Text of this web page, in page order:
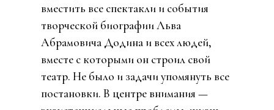
вместить все спектакли и события
творческой биографии Льва
Абрамовича Додина и всех людей,
вместе с которыми он строил свой
театр. Не было и задачи упомянуть все
постановки. В центре внимания —